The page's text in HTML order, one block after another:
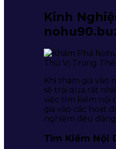
Kinh
Khi tham gia vào
sẽ trải qua rất
việc tìm kiếm nội
gia vào các hoạt
nghiệm đều
Tìm Kiếm Nội